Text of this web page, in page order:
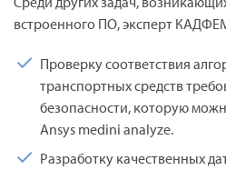
встроенного ПО, эксперт
Проверку соответствия
транспортных средств
безопасности, которую
Ansys medini analyze.
Разработку качественных